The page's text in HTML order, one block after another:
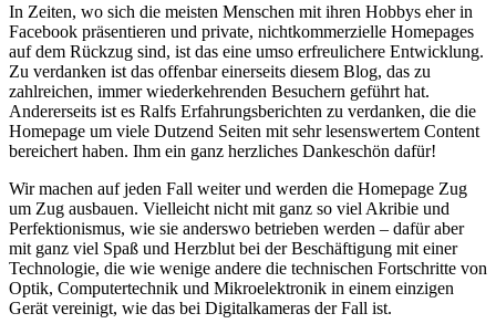
In Zeiten, wo sich die meisten Menschen mit ihren Hobbys eher in
Facebook präsentieren und private, nichtkommerzielle Homepages
auf dem Rückzug sind, ist das eine umso erfreulichere Entwicklung.
Zu verdanken ist das offenbar einerseits diesem Blog, das zu
zahlreichen, immer wiederkehrenden Besuchern geführt hat.
Andererseits ist es Ralfs Erfahrungsberichten zu verdanken, die die
Homepage um viele Dutzend Seiten mit sehr lesenswertem Content
bereichert haben. Ihm ein ganz herzliches Dankeschön dafür!
Wir machen auf jeden Fall weiter und werden die Homepage Zug
um Zug ausbauen. Vielleicht nicht mit ganz so viel Akribie und
Perfektionismus, wie sie anderswo betrieben werden – dafür aber
mit ganz viel Spaß und Herzblut bei der Beschäftigung mit einer
Technologie, die wie wenige andere die technischen Fortschritte von
Optik, Computertechnik und Mikroelektronik in einem einzigen
Gerät vereinigt, wie das bei Digitalkameras der Fall ist.